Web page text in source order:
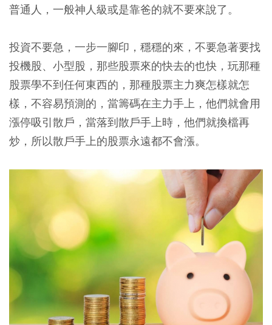
普通人，一般神人級或是靠爸的就不要來說了。
投資不要急，一步一腳印，穩穩的來，不要急著要找
投機股、小型股，那些股票來的快去的也快，玩那種
股票學不到任何東西的，那種股票主力爽怎樣就怎
樣，不容易預測的，當籌碼在主力手上，他們就會用
漲停吸引散戶，當落到散戶手上時，他們就換檔再
炒，所以散戶手上的股票永遠都不會漲。